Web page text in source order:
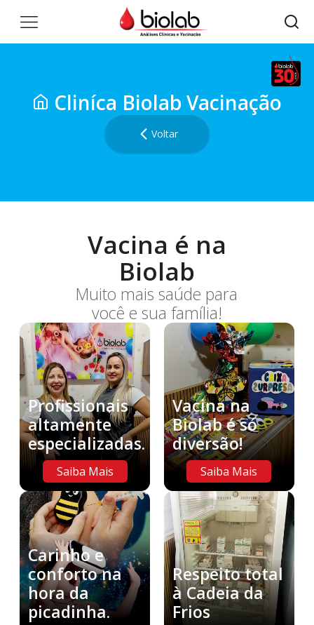
Cliníca Biolab Vacinação
Voltar
Vacina é na
Biolab
Muito mais saúde para
você e sua família!
Profissionais
altamente
especializadas.
Saiba Mais
Vacina na
Biolab é só
diversão!
Saiba Mais
Carinho e
conforto na
hora da
picadinha.
Respeito total
à Cadeia da
Frios